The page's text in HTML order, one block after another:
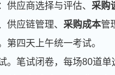
供应商选择与评估、 采购
供应链管理、 采购成本管
第四天上午统一考试。
。笔试闭卷，每场80道单